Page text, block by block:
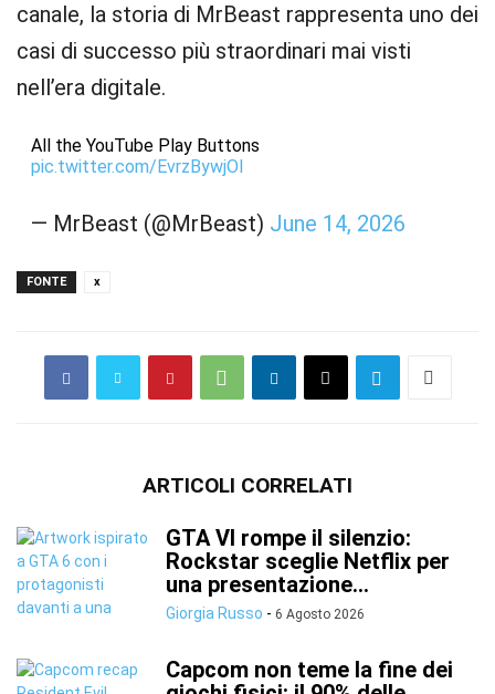
canale, la storia di MrBeast rappresenta uno dei
casi di successo più straordinari mai visti
nell’era digitale.
All the YouTube Play Buttons
pic.twitter.com/EvrzBywjOl
— MrBeast (@MrBeast) June 14, 2026
FONTE x
ARTICOLI CORRELATI
GTA VI rompe il silenzio:
Rockstar sceglie Netflix per
una presentazione...
Giorgia Russo - 6 Agosto 2026
Capcom non teme la fine dei